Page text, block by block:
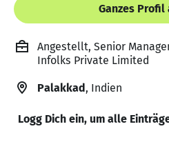
Ganzes Profil
Angestellt, Senior
Infolks Private Limited
Palakkad, Indien
Logg Dich ein, um alle